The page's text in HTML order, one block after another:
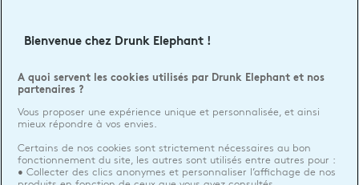
Bienvenue chez Drunk Elephant !
A quoi servent les cookies utilisés par Drunk Elephant et nos
partenaires ?
Vous proposer une expérience unique et personnalisée, et ainsi
mieux répondre à vos envies.
Certains de nos cookies sont strictement nécessaires au bon
fonctionnement du site, les autres sont utilisés entre autres pour :
• Collecter des clics anonymes et personnaliser l’affichage de nos